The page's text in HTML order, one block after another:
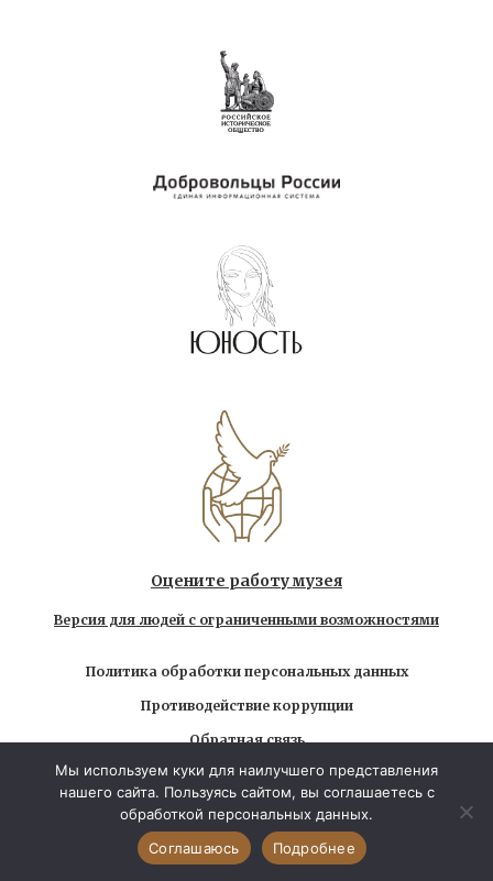
Оцените работу музея
Версия для людей с ограниченными возможностями
Политика обработки персональных данных
Противодействие коррупции
Обратная связь
Использование любых находящихся на сайте
материалов без официального разрешения запрещено
© 2026 Государственный музей-заповедник Л.Н.
Толстого. Все права защищены
Мы используем куки для наилучшего представления
нашего сайта. Пользуясь сайтом, вы соглашаетесь с
обработкой персональных данных.
Соглашаюсь
Подробнее